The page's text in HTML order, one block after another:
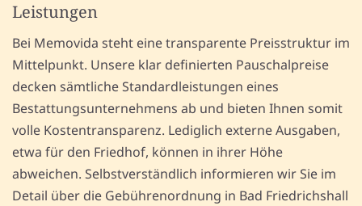
Leistungen
Bei Memovida steht eine transparente Preisstruktur im
Mittelpunkt. Unsere klar definierten Pauschalpreise
decken sämtliche Standardleistungen eines
Bestattungsunternehmens ab und bieten Ihnen somit
volle Kostentransparenz. Lediglich externe Ausgaben,
etwa für den Friedhof, können in ihrer Höhe
abweichen. Selbstverständlich informieren wir Sie im
Detail über die Gebührenordnung in Bad Friedrichshall